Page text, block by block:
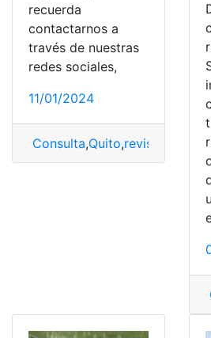
recuerda
contactarnos a
través de nuestras
redes sociales,
11/01/2024
Consulta,Quito,revisión